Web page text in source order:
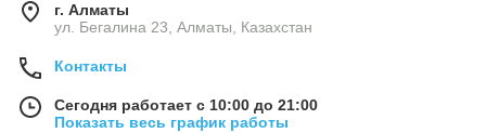
г. Алматы
ул. Бегалина 23, Алматы, Казахстан
Контакты
Сегодня работает с 10:00 до 21:00
Показать весь график работы